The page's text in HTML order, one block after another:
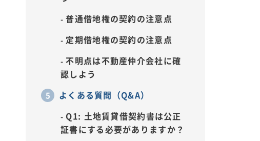
普通借地権の契約の注意点
定期借地権の契約の注意点
不明点は不動産仲介会社に確
認しよう
よくある質問（Q&A）
Q1: 土地賃貸借契約書は公正
証書にする必要がありますか？